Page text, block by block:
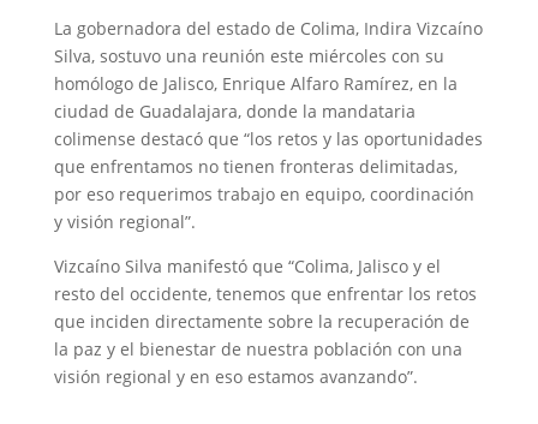
La gobernadora del estado de Colima, Indira Vizcaíno
Silva, sostuvo una reunión este miércoles con su
homólogo de Jalisco, Enrique Alfaro Ramírez, en la
ciudad de Guadalajara, donde la mandataria
colimense destacó que “los retos y las oportunidades
que enfrentamos no tienen fronteras delimitadas,
por eso requerimos trabajo en equipo, coordinación
y visión regional”.
Vizcaíno Silva manifestó que “Colima, Jalisco y el
resto del occidente, tenemos que enfrentar los retos
que inciden directamente sobre la recuperación de
la paz y el bienestar de nuestra población con una
visión regional y en eso estamos avanzando”.